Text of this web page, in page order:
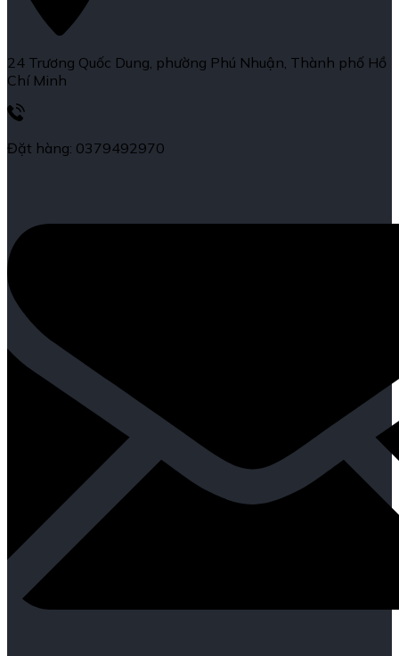
24 Trương Quốc Dung, phường Phú Nhuận, Thành phố Hồ
Chí Minh
Đặt hàng: 0379492970